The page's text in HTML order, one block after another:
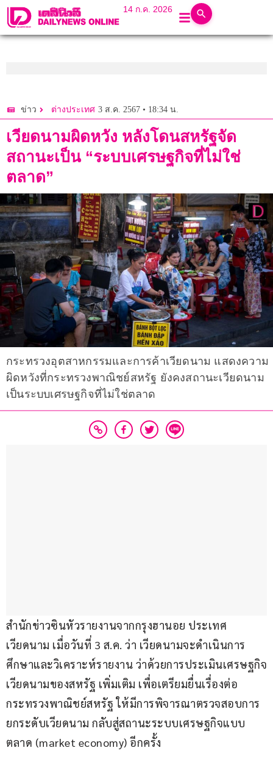
14 ก.ค. 2026
ข่าว ต่างประเทศ 3 ส.ค. 2567 • 18:34 น.
เวียดนามผิดหวัง หลังโดนสหรัฐจัด
สถานะเป็น “ระบบเศรษฐกิจที่ไม่ใช่
ตลาด”
กระทรวงอุตสาหกรรมและการค้าเวียดนาม แสดงความ
ผิดหวังที่กระทรวงพาณิชย์สหรัฐ ยังคงสถานะเวียดนาม
เป็นระบบเศรษฐกิจที่ไม่ใช่ตลาด
สำนักข่าวซินหัวรายงานจากกรุงฮานอย ประเทศ
เวียดนาม เมื่อวันที่ 3 ส.ค. ว่า เวียดนามจะดำเนินการ
ศึกษาและวิเคราะห์รายงาน ว่าด้วยการประเมินเศรษฐกิจ
เวียดนามของสหรัฐ เพิ่มเติม เพื่อเตรียมยื่นเรื่องต่อ
กระทรวงพาณิชย์สหรัฐ ให้มีการพิจารณาตรวจสอบการ
ยกระดับเวียดนาม กลับสู่สถานะระบบเศรษฐกิจแบบ
ตลาด (market economy) อีกครั้ง